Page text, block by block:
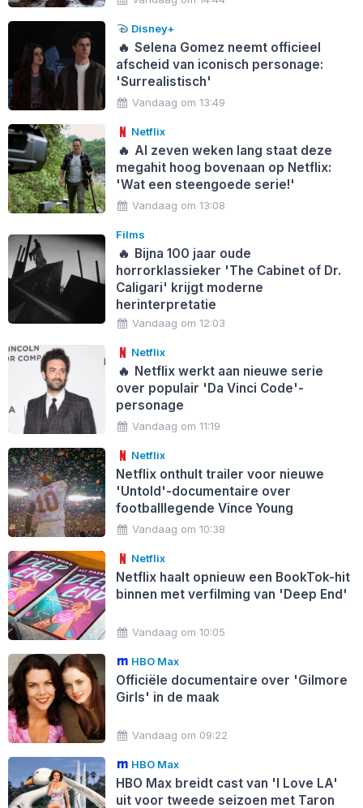
Disney+
🔥 Selena Gomez neemt officieel
afscheid van iconisch personage:
'Surrealistisch'
Vandaag om 13:49
Netflix
🔥 Al zeven weken lang staat deze
megahit hoog bovenaan op Netflix:
'Wat een steengoede serie!'
Vandaag om 13:08
Films
🔥 Bijna 100 jaar oude
horrorklassieker 'The Cabinet of Dr.
Caligari' krijgt moderne
herinterpretatie
Vandaag om 12:03
Netflix
🔥 Netflix werkt aan nieuwe serie
over populair 'Da Vinci Code'-
personage
Vandaag om 11:19
Netflix
Netflix onthult trailer voor nieuwe
'Untold'-documentaire over
footballlegende Vince Young
Vandaag om 10:38
Netflix
Netflix haalt opnieuw een BookTok-hit
binnen met verfilming van 'Deep End'
Vandaag om 10:05
HBO Max
Officiële documentaire over 'Gilmore
Girls' in de maak
Vandaag om 09:22
HBO Max
HBO Max breidt cast van 'I Love LA'
uit voor tweede seizoen met Taron